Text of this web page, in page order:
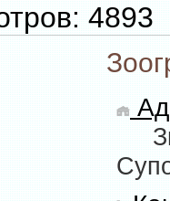
4893